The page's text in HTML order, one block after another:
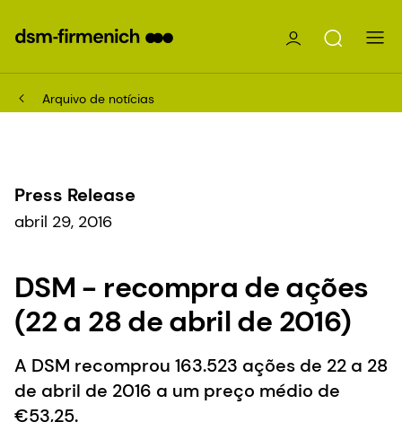
Arquivo de notícias
Press Release
abril 29, 2016
DSM - recompra de ações
(22 a 28 de abril de 2016)
A DSM recomprou 163.523 ações de 22 a 28
de abril de 2016 a um preço médio de
€53,25.